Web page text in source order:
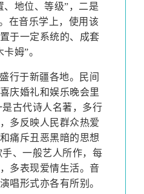
、地位、等级”，二是
在音乐学上，使用该
于一定系统的、成套
姆”。
行于新疆各地。民间
庆婚礼和娱乐晚会里
是古代诗人名著，多行
多反映人民群众热爱
痛斥丑恶黑暗的思想
、一般艺人所作，每
多表现爱情生活。音
唱形式亦各有所别。